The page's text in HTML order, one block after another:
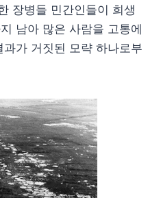
장병들 민간인들이 희생
남아 많은 사람을 고통에
가 거짓된 모략 하나로부